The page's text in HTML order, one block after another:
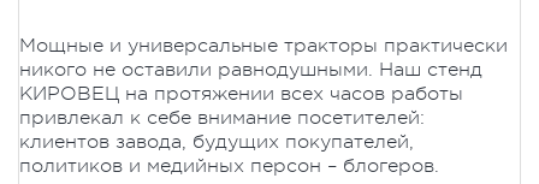
Мощные и универсальные тракторы практически
никого не оставили равнодушными. Наш стенд
КИРОВЕЦ на протяжении всех часов работы
привлекал к себе внимание посетителей:
клиентов завода, будущих покупателей,
политиков и медийных персон – блогеров.